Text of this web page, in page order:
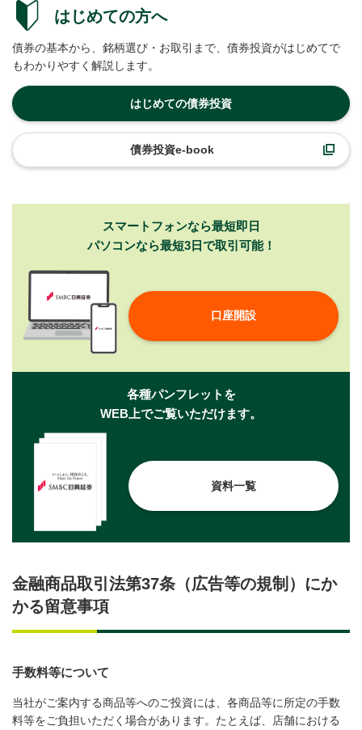
はじめての方へ
債券の基本から、銘柄選び・お取引まで、債券投資がはじめてで
もわかりやすく解説します。
はじめての債券投資
債券投資e-book
スマートフォンなら最短即日
パソコンなら最短3日で取引可能！
口座開設
各種パンフレットを
WEB上でご覧いただけます。
資料一覧
金融商品取引法第37条（広告等の規制）にか
かる留意事項
手数料等について
当社がご案内する商品等へのご投資には、各商品等に所定の手数
料等をご負担いただく場合があります。たとえば、店舗における